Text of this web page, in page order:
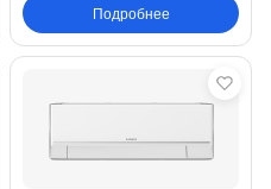
Подробнее